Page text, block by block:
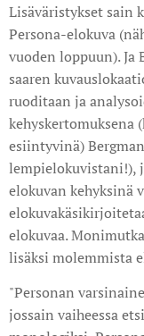
Lisäväristykset sain
Persona-elokuva
vuoden loppuun).
saaren
ruoditaan ja
kehyskertomuksena
esiintyvinä)
lempielokuvistani!),
elokuvan kehyksinä
elokuvaa.
lisäksi molemmista
"Personan
jossain vaiheessa